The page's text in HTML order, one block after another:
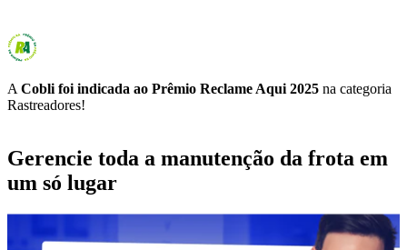
A Cobli foi indicada ao Prêmio Reclame Aqui 2025 na categoria
Rastreadores!
Gerencie toda a manutenção da frota em
um só lugar